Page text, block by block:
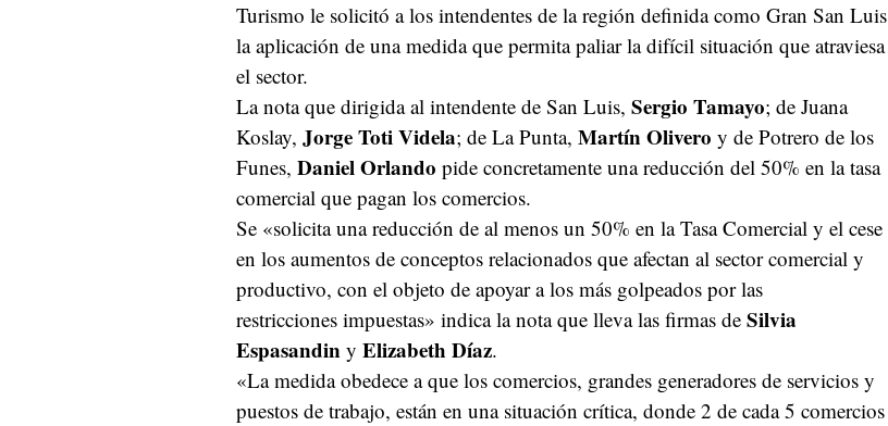
Turismo le solicitó a los intendentes de la región definida como Gran San Luis
la aplicación de una medida que permita paliar la difícil situación que atraviesa
el sector.
La nota que dirigida al intendente de San Luis, Sergio Tamayo; de Juana
Koslay, Jorge Toti Videla; de La Punta, Martín Olivero y de Potrero de los
Funes, Daniel Orlando pide concretamente una reducción del 50% en la tasa
comercial que pagan los comercios.
Se «solicita una reducción de al menos un 50% en la Tasa Comercial y el cese
en los aumentos de conceptos relacionados que afectan al sector comercial y
productivo, con el objeto de apoyar a los más golpeados por las
restricciones impuestas» indica la nota que lleva las firmas de Silvia
Espasandin y Elizabeth Díaz.
«La medida obedece a que los comercios, grandes generadores de servicios y
puestos de trabajo, están en una situación crítica, donde 2 de cada 5 comercios